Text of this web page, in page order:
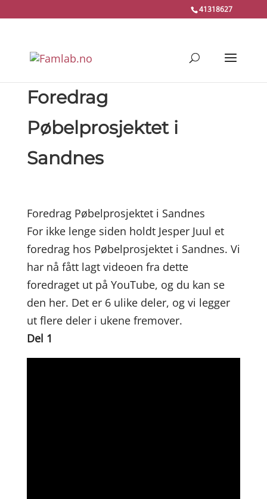
41318627
Foredrag
Pøbelprosjektet i
Sandnes
Foredrag Pøbelprosjektet i Sandnes
For ikke lenge siden holdt Jesper Juul et
foredrag hos Pøbelprosjektet i Sandnes. Vi
har nå fått lagt videoen fra dette
foredraget ut på YouTube, og du kan se
den her. Det er 6 ulike deler, og vi legger
ut flere deler i ukene fremover.
Del 1